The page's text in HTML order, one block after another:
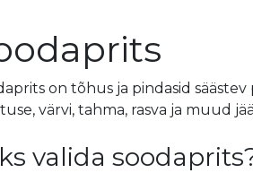
on tõhus ja pindasid
värvi, tahma, rasva ja muud
valida